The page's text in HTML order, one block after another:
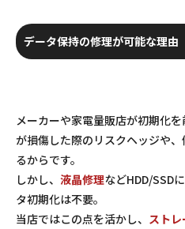
データ保持の修理が可能な理由
メーカーや家電量販店が初期化
が損傷した際のリスクヘッジや
るからです。
しかし、 液晶修理などHDD/SSD
タ初期化は不要。
当店ではこの点を活かし、 スト